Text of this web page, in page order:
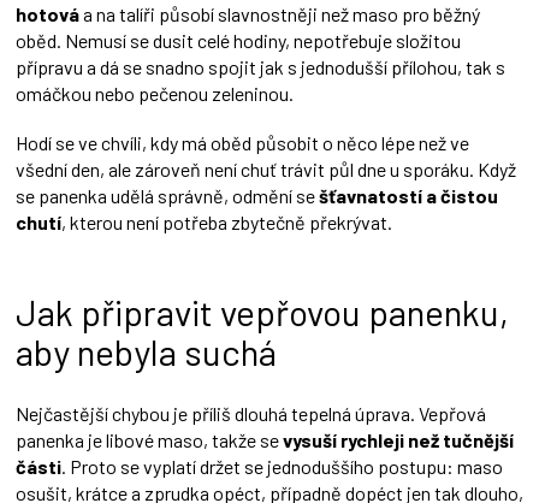
hotováa na talíři působí slavnostněji než maso pro běžný
oběd. Nemusí se dusit celé hodiny, nepotřebuje složitou
přípravu a dá se snadno spojit jak s jednodušší přílohou, tak s
omáčkou nebo pečenou zeleninou.
Hodí se ve chvíli, kdy má oběd působit o něco lépe než ve
všední den, ale zároveň není chuť trávit půl dne u sporáku. Když
se panenka udělá správně, odmění sešťavnatostí a čistou
chutí, kterou není potřeba zbytečně překrývat.
Jak připravit vepřovou panenku,
aby nebyla suchá
Nejčastější chybou je příliš dlouhá tepelná úprava. Vepřová
panenka je libové maso, takže sevysuší rychleji než tučnější
části. Proto se vyplatí držet se jednoduššího postupu: maso
osušit, krátce a zprudka opéct, případně dopéct jen tak dlouho,